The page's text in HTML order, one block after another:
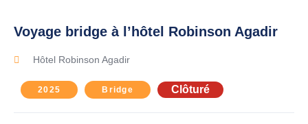
Voyage bridge à l’hôtel Robinson Agadir
Hôtel Robinson Agadir
2025 Bridge Clôturé